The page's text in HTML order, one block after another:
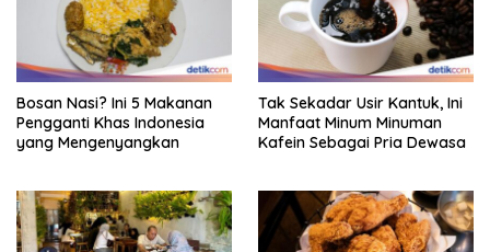
Bosan Nasi? Ini 5 Makanan
Pengganti Khas Indonesia
yang Mengenyangkan
Tak Sekadar Usir Kantuk, Ini
Manfaat Minum Minuman
Kafein Sebagai Pria Dewasa